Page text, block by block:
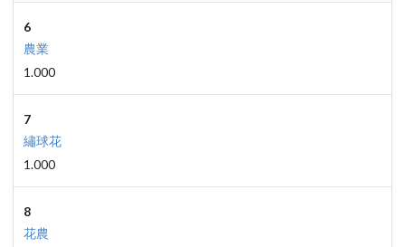
6
農業
1.000
7
繡球花
1.000
8
花農